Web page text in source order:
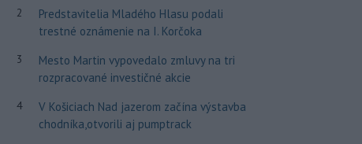
2
Predstavitelia Mladého Hlasu podali
trestné oznámenie na I. Korčoka
3
Mesto Martin vypovedalo zmluvy na tri
rozpracované investičné akcie
4
V Košiciach Nad jazerom začína výstavba
chodníka,otvorili aj pumptrack